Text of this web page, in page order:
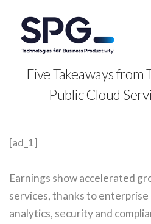
Five Takeaways
Public Cloud
[ad_1]
Earnings show accelerated
services, thanks to
analytics, security and